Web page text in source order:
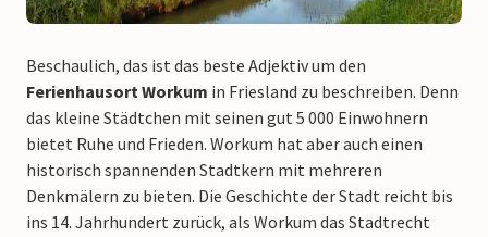
Beschaulich, das ist das beste Adjektiv um den
Ferienhausort Workum in Friesland zu beschreiben. Denn
das kleine Städtchen mit seinen gut 5 000 Einwohnern
bietet Ruhe und Frieden. Workum hat aber auch einen
historisch spannenden Stadtkern mit mehreren
Denkmälern zu bieten. Die Geschichte der Stadt reicht bis
ins 14. Jahrhundert zurück, als Workum das Stadtrecht